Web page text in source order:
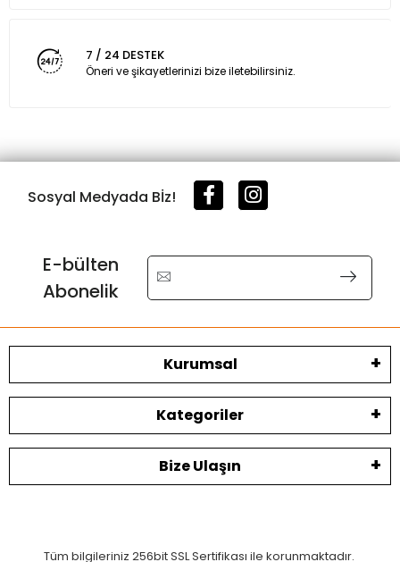
7 / 24 DESTEK
Öneri ve şikayetlerinizi bize iletebilirsiniz.
Sosyal Medyada Bİz!
E-bülten
Abonelik
Kurumsal
Kategoriler
Bize Ulaşın
Tüm bilgileriniz 256bit SSL Sertifikası ile korunmaktadır.